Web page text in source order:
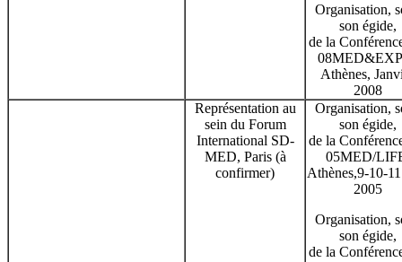
Organisation,
son égide,
de la
Athènes,
2008
Représentation au
sein du Forum
International SD-
MED, Paris (à
confirmer)
Organisation,
son égide,
de la
05MED/
Athènes,9-10-
2005
Organisation,
son égide,
de la